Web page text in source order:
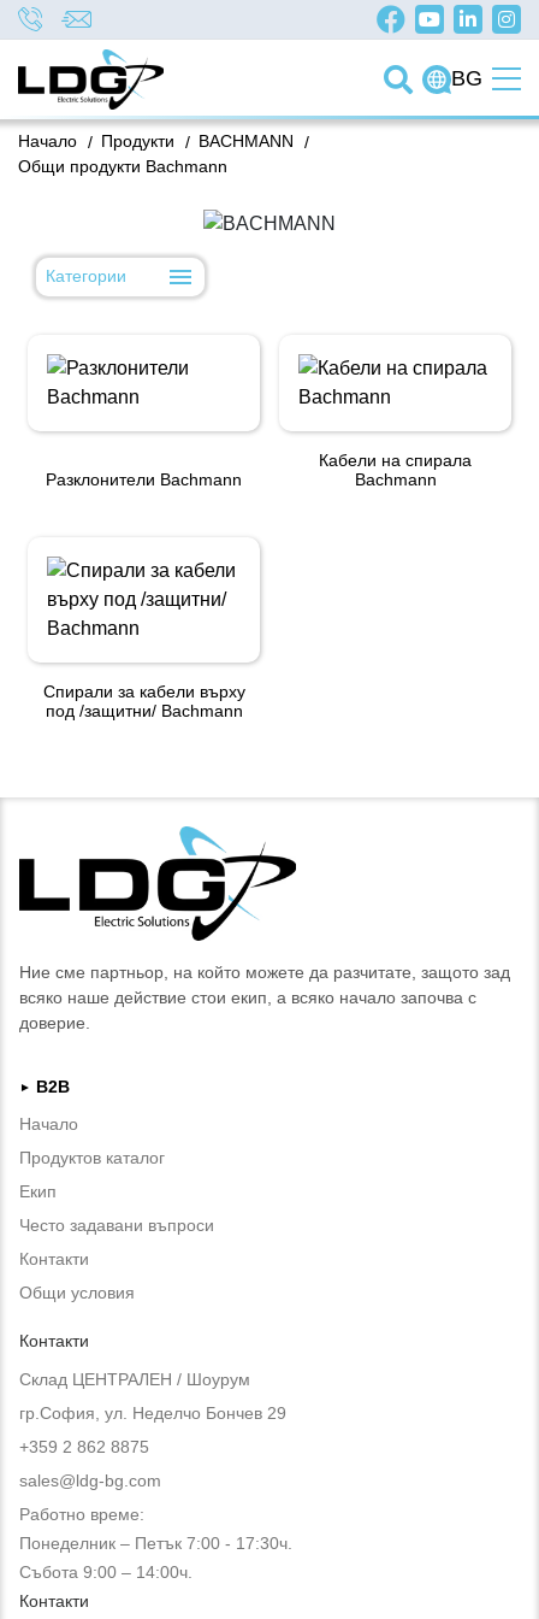
BG
/
Начало /
Продукти /
BACHMANN
Общи продукти Bachmann
Категории
Разклонители Bachmann
Кабели на спирала
Bachmann
Спирали за кабели върху
под /защитни/ Bachmann
Ние сме партньор, на който можете да разчитате, защото зад
всяко наше действие стои екип, а всяко начало започва с
доверие.
►
B2B
Начало
Продуктов каталог
Екип
Често задавани въпроси
Контакти
Общи условия
Контакти
Склад ЦЕНТРАЛЕН / Шоурум
гр.София, ул. Неделчо Бончев 29
+359 2 862 8875
sales@ldg-bg.com
Работно време:
Понеделник – Петък 7:00 - 17:30ч.
Събота 9:00 – 14:00ч.
Контакти